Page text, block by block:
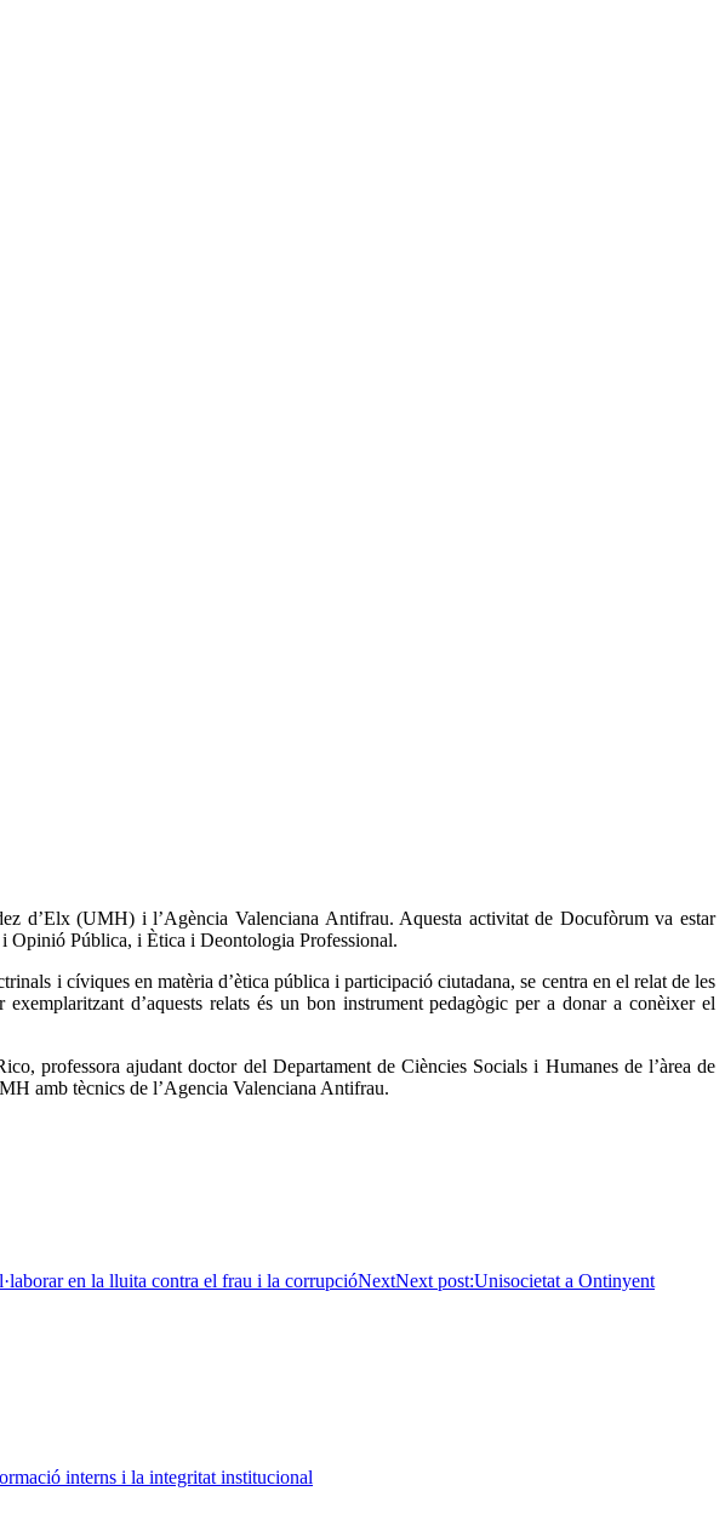
d’Elx (UMH) i l’Agència Valenciana Antifrau. Aquesta activitat de Docufòrum va estar
Opinió Pública, i Ètica i Deontologia Professional.
i cíviques en matèria d’ètica pública i participació ciutadana, se centra en el relat de les
d’aquests relats és un bon instrument pedagògic per a donar a conèixer el
professora ajudant doctor del Departament de Ciències Socials i Humanes de l’àrea de
amb tècnics de l’Agencia Valenciana Antifrau.
en la lluita contra el frau i la corrupcióNextNext post:Unisocietat a Ontinyent
interns i la integritat institucional